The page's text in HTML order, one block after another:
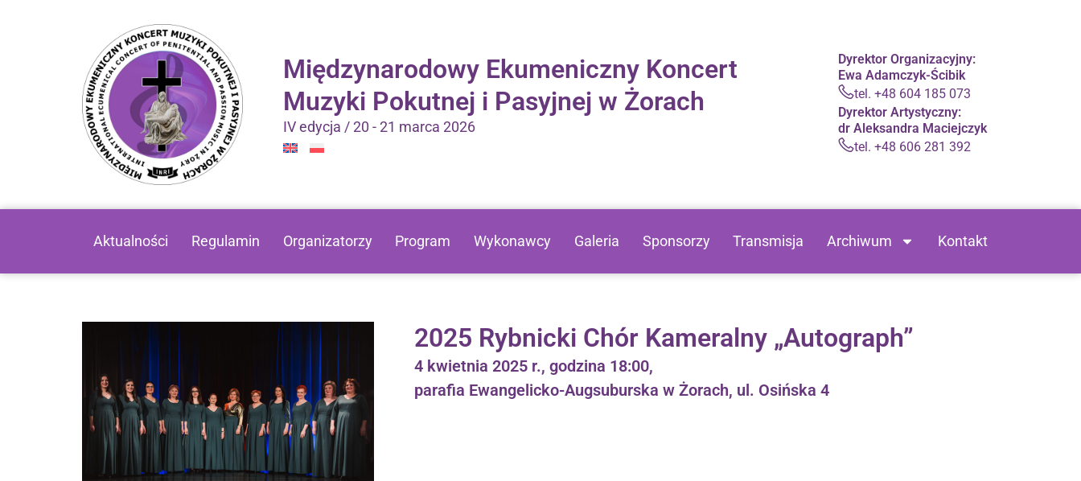
Międzynarodowy Ekumeniczny Koncert
Muzyki Pokutnej i Pasyjnej w Żorach
IV edycja / 20 - 21 marca 2026
Dyrektor Organizacyjny:
Ewa Adamczyk-Ścibik
tel. +48 604 185 073
Dyrektor Artystyczny:
dr Aleksandra Maciejczyk
tel. +48 606 281 392
Aktualności Regulamin Organizatorzy Program Wykonawcy Galeria Sponsorzy Transmisja Archiwum Kontakt
2025 Rybnicki Chór Kameralny „Autograph”
4 kwietnia 2025 r., godzina 18:00,
parafia Ewangelicko-Augsuburska w Żorach, ul. Osińska 4